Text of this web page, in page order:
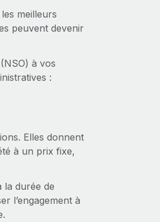
meilleurs
peuvent devenir
à vos
:
Elles donnent
à un prix fixe,
la durée de
l’engagement à